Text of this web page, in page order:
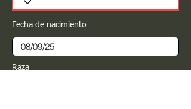
Fecha de nacimiento
Raza